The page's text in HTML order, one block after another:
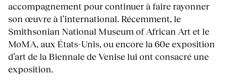
accompagnement pour continuer à faire rayonner
son œuvre à l’international. Récemment, le
Smithsonian National Museum of African Art et le
MoMA, aux États-Unis, ou encore la 60e exposition
d’art de la Biennale de Venise lui ont consacré une
exposition.